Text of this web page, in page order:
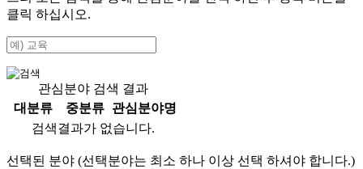
클릭 하십시오.
관심분야 검색 결과
대분류
중분류
관심분야명
검색결과가 없습니다.
선택된 분야 (선택분야는 최소 하나 이상 선택 하셔야 합니다.)